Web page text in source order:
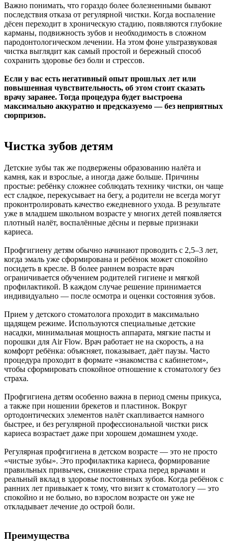
Важно понимать, что гораздо более болезненными бывают
последствия отказа от регулярной чистки. Когда воспаление
дёсен переходит в хроническую стадию, появляются глубокие
карманы, подвижность зубов и необходимость в сложном
пародонтологическом лечении. На этом фоне ультразвуковая
чистка выглядит как самый простой и бережный способ
сохранить здоровье без боли и стрессов.
Если у вас есть негативный опыт прошлых лет или
повышенная чувствительность, об этом стоит сказать
врачу заранее. Тогда процедура будет выстроена
максимально аккуратно и предсказуемо — без неприятных
сюрпризов.
Чистка зубов детям
Детские зубы так же подвержены образованию налёта и
камня, как и взрослые, а иногда даже больше. Причины
простые: ребёнку сложнее соблюдать технику чистки, он чаще
ест сладкое, перекусывает на бегу, а родители не всегда могут
проконтролировать качество ежедневного ухода. В результате
уже в младшем школьном возрасте у многих детей появляется
плотный налёт, воспалённые дёсны и первые признаки
кариеса.
Профгигиену детям обычно начинают проводить с 2,5–3 лет,
когда эмаль уже сформирована и ребёнок может спокойно
посидеть в кресле. В более раннем возрасте врач
ограничивается обучением родителей гигиене и мягкой
профилактикой. В каждом случае решение принимается
индивидуально — после осмотра и оценки состояния зубов.
Прием у детского стоматолога проходит в максимально
щадящем режиме. Используются специальные детские
насадки, минимальная мощность аппарата, мягкие пасты и
порошки для Air Flow. Врач работает не на скорость, а на
комфорт ребёнка: объясняет, показывает, даёт паузы. Часто
процедура проходит в формате «знакомства с кабинетом»,
чтобы сформировать спокойное отношение к стоматологу без
страха.
Профгигиена детям особенно важна в период смены прикуса,
а также при ношении брекетов и пластинок. Вокруг
ортодонтических элементов налёт скапливается намного
быстрее, и без регулярной профессиональной чистки риск
кариеса возрастает даже при хорошем домашнем уходе.
Регулярная профгигиена в детском возрасте — это не просто
«чистые зубы». Это профилактика кариеса, формирование
правильных привычек, снижение страха перед врачами и
реальный вклад в здоровье постоянных зубов. Когда ребёнок с
ранних лет привыкает к тому, что визит к стоматологу — это
спокойно и не больно, во взрослом возрасте он уже не
откладывает лечение до острой боли.
Преимущества